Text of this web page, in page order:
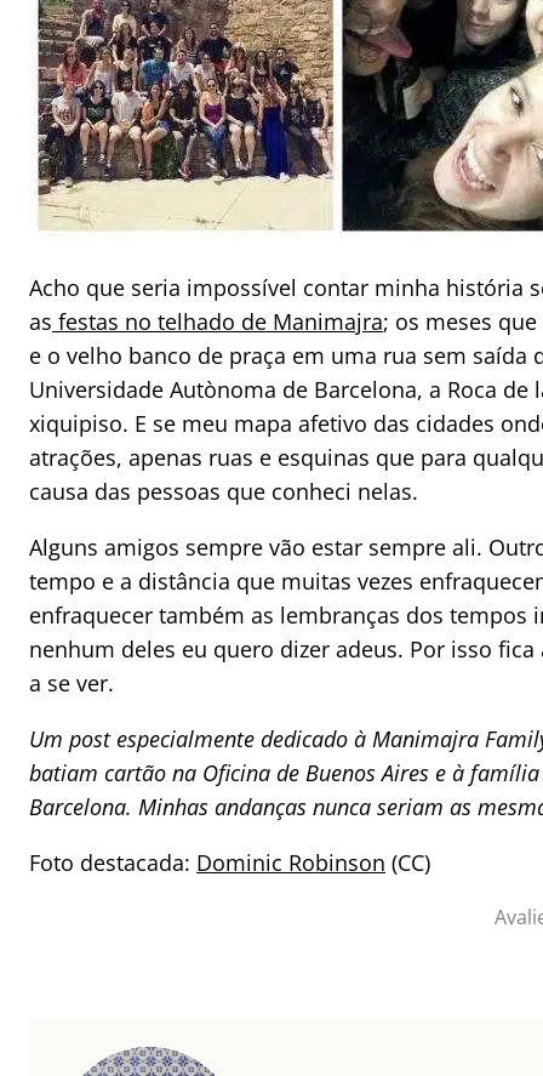
Acho que seria impossível contar minha história
as festas no telhado de Manimajra; os meses
e o velho banco de praça em uma rua sem saída
Universidade Autònoma de Barcelona, a Roca de
xiquipiso. E se meu mapa afetivo das cidades
atrações, apenas ruas e esquinas que para
causa das pessoas que conheci nelas.
Alguns amigos sempre vão estar sempre ali.
tempo e a distância que muitas vezes
enfraquecer também as lembranças dos tempos
nenhum deles eu quero dizer adeus. Por isso
a se ver.
Um post especialmente dedicado à Manimajra
batiam cartão na Oficina de Buenos Aires e à
Barcelona. Minhas andanças nunca seriam as
Foto destacada: Dominic Robinson (CC)